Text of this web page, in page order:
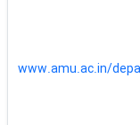
www.amu.ac.in/